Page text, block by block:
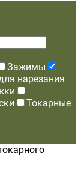
Зажимы
нарезания
Токарные